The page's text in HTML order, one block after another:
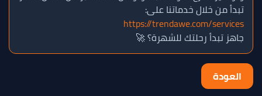
تبدأ من خلال خدماتنا على:
https://trendawe.com/services
جاهز تبدأ رحلتك للشهرة؟ 🚀
العودة